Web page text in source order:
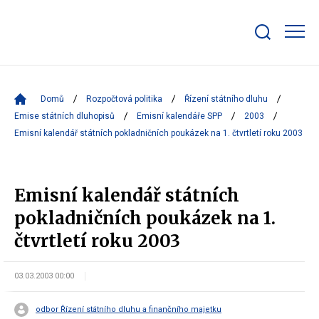
bar
Domů Rozpočtová politika
Řízení státního dluhu
Emise státních dluhopisů
Emisní kalendáře SPP
2003
Emisní kalendář státních pokladničních poukázek na 1. čtvrtletí roku 2003
Emisní kalendář státních
pokladničních poukázek na 1.
čtvrtletí roku 2003
03.03.2003 00:00
odbor Řízení státního dluhu a finančního majetku